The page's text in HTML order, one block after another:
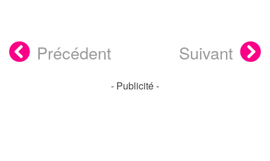
Précédent Suivant
- Publicité -